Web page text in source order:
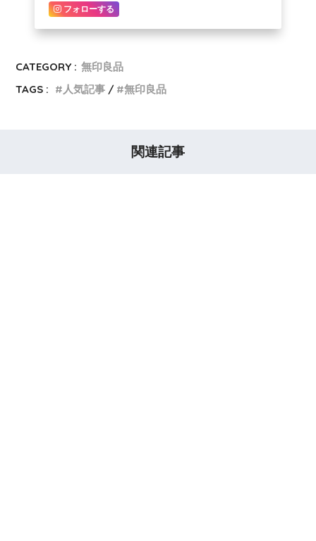
フォローする
CATEGORY : 無印良品
TAGS :
人気記事 無印良品
関連記事